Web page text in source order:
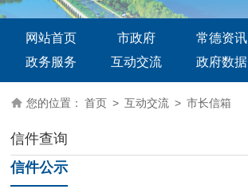
网站首页 市政府 常德资讯
政务服务
互动交流 政府数据
您的位置： 首页 > 互动交流 > 市长信箱
信件查询
信件公示